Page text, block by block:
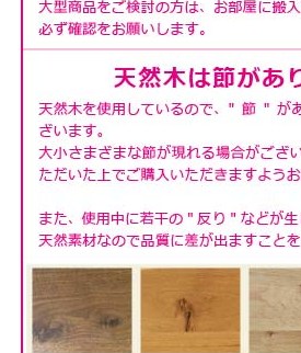
太さ90mm 重厚感
90mm角の脚が重圧な天板をしっか
その広い脚からも木の個性を見て取
ブル全体の存在感を引き立てていま